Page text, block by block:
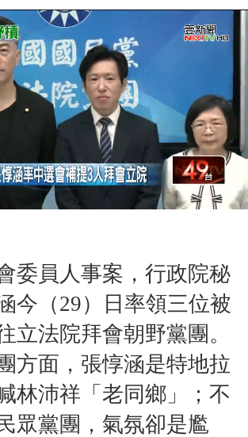
委員人事案，行政院秘
今（29）日率領三位被
立法院拜會朝野黨團。
方面，張惇涵是特地拉
林沛祥「老同鄉」；不
眾黨團，氣氛卻是尷